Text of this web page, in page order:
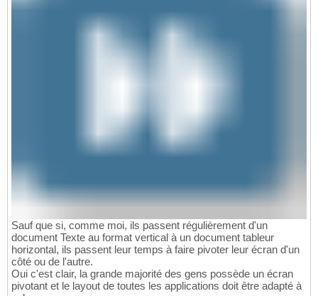
Sauf que si, comme moi, ils passent régulièrement d'un
document Texte au format vertical à un document tableur
horizontal, ils passent leur temps à faire pivoter leur écran d'un
côté ou de l'autre.
Oui c'est clair, la grande majorité des gens possède un écran
pivotant et le layout de toutes les applications doit être adapté à